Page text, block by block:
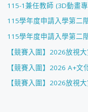
115-1兼任教師 (3D動畫
115學年度申請入學第二
115學年度申請入學第二
【競賽入圍】2026放視
【競賽入圍】2026 A+
【競賽入圍】2026放視